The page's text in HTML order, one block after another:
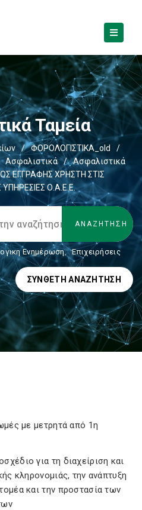
Ταμεία
/ ΦΟΡΟΛΟΓΙΣΤΙΚΑ_old
/
Ασφαλιστικά /
Ασφαλιστικά
ΕΓΓΡΑΦΗΣ ΧΡΗΣΤΗ ΣΤΙΣ
Ο.Α.Ε.Ε.
Ενημέρωση, Επιχειρήσεις
ΣΎΝΘΕΤΗ ΑΝΑΖΉΤΗΣΗ
με μετρητά από 1η
για τη διαχείριση και
κληρονομιάς, την ανάπτυξη
και την προστασία των